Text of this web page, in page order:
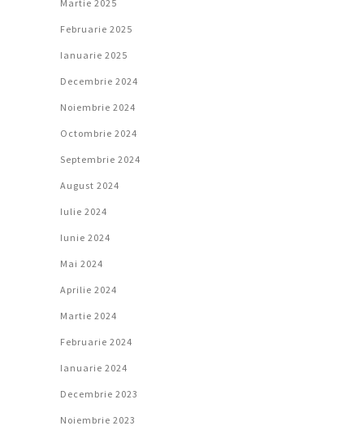
Martie 2025
Februarie 2025
Ianuarie 2025
Decembrie 2024
Noiembrie 2024
Octombrie 2024
Septembrie 2024
August 2024
Iulie 2024
Iunie 2024
Mai 2024
Aprilie 2024
Martie 2024
Februarie 2024
Ianuarie 2024
Decembrie 2023
Noiembrie 2023